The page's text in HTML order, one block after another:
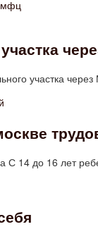
участка
С 14 до 16 лет